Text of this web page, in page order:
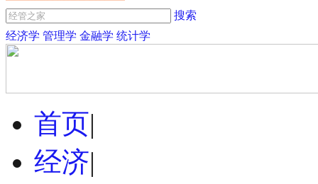
搜索
经济学 管理学 金融学 统计学
首页|
经济|